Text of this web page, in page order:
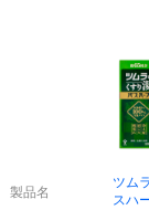
製品名
ツム
スハ